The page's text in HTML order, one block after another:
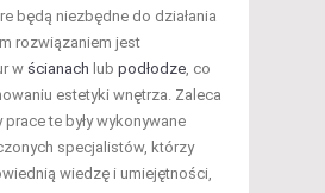
będą niezbędne do działania
rozwiązaniem jest
w ścianach lub podłodze , co
estetyki wnętrza. Zaleca
te były wykonywane
specjalistów, którzy
wiedzę i umiejętności,